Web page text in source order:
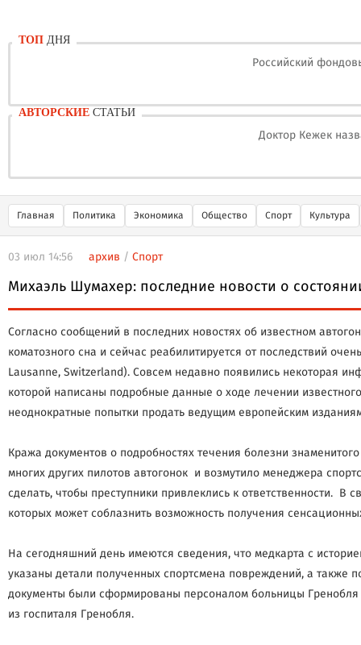
ТОП ДНЯ
Российский
АВТОРСКИЕ СТАТЬИ
Доктор Кежек
Главная Политика Экономика Общество Спорт Культура
03 июл 14:56 архив / Спорт
Михаэль Шумахер: последние новости о
Согласно сообщений в последних новостях об известном
коматозного сна и сейчас реабилитируется от последствий
Lausanne, Switzerland). Совсем недавно появились некоторая
которой написаны подробные данные о ходе лечении
неоднократные попытки продать ведущим европейским
Кража документов о подробностях течения болезни
многих других пилотов автогонок и возмутило менеджера
сделать, чтобы преступники привлеклись к ответственности. В
которых может соблазнить возможность получения
На сегодняшний день имеются сведения, что медкарта с
указаны детали полученных спортсмена повреждений, а также
документы были сформированы персоналом больницы
из госпиталя Гренобля.